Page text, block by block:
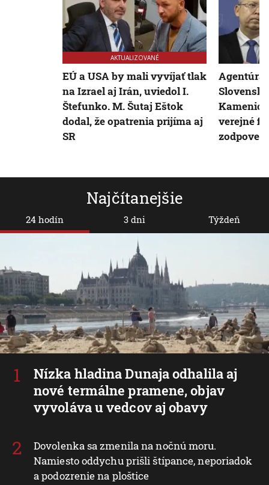
Najčítanejšie
24 hodín
Nízka hladina Dunaja odhalila aj
nové termálne pramene, objav
vyvoláva u vedcov aj obavy
Dovolenka sa zmenila na nočnú moru.
Namiesto oddychu prišli štípance, neporiadok
a podozrenie na ploštice
3 dni Týždeň
AKTUALIZOVANÉ
EÚ a USA by mali vyvíjať tlak
na Izrael aj Irán, uviedol I.
Štefunko. M. Šutaj Eštok
dodal, že opatrenia prijíma aj
SR
Agentúra
verejné